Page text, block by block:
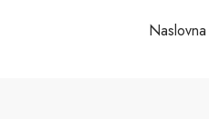
Naslovna